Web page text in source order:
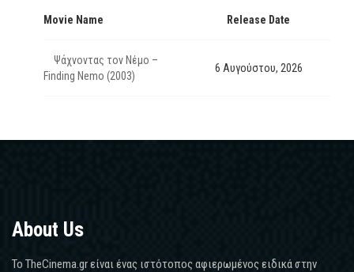
Movie Name Release Date
Ψάχνοντας τον Νέμο –
Finding Nemo (2003)
6 Αυγούστου, 2026
About Us
Το TheCinema.gr είναι ένας ιστότοπος αφιερωμένος ειδικά στην